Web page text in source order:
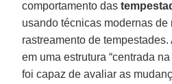
comportamento das
usando técnicas modernas de
rastreamento de
em uma estrutura “centrada
foi capaz de avaliar as